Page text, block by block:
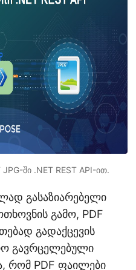
ში .NET REST API-ით.
გასაზიარებელი
გამო, PDF
გადაქცევის
გავრცელებული
რომ PDF ფაილები